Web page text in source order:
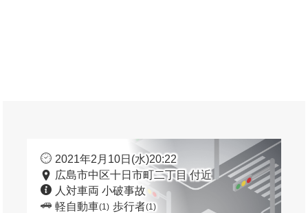
2021年2月10日(水)20:22
広島市中区十日市町二丁目 付近
人対車両 小破事故
軽自動車(1) 歩行者(1)